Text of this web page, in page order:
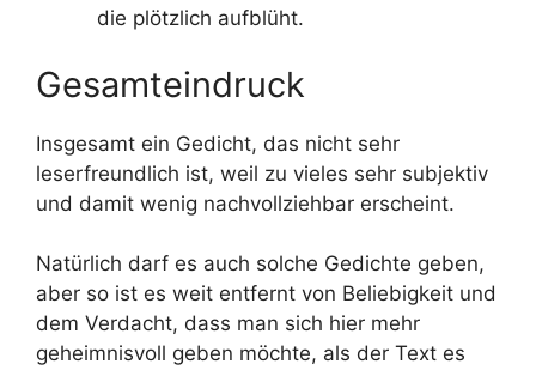
die plötzlich aufblüht.
Gesamteindruck
Insgesamt ein Gedicht, das nicht sehr
leserfreundlich ist, weil zu vieles sehr subjektiv
und damit wenig nachvollziehbar erscheint.
Natürlich darf es auch solche Gedichte geben,
aber so ist es weit entfernt von Beliebigkeit und
dem Verdacht, dass man sich hier mehr
geheimnisvoll geben möchte, als der Text es